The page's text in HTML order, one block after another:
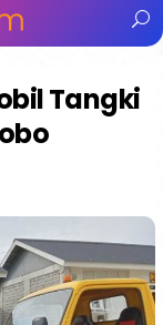
Tangki